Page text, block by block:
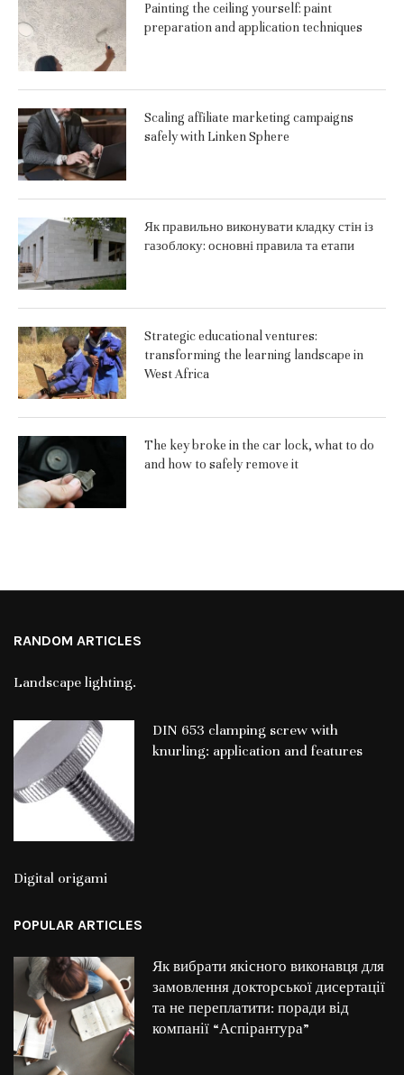
Painting the ceiling yourself: paint
preparation and application techniques
Scaling affiliate marketing campaigns
safely with Linken Sphere
Як правильно виконувати кладку стін із
газоблоку: основні правила та етапи
Strategic educational ventures:
transforming the learning landscape in
West Africa
The key broke in the car lock, what to do
and how to safely remove it
RANDOM ARTICLES
Landscape lighting.
DIN 653 clamping screw with
knurling: application and features
Digital origami
POPULAR ARTICLES
Як вибрати якісного виконавця для
замовлення докторської дисертації
та не переплатити: поради від
компанії “Аспірантура”